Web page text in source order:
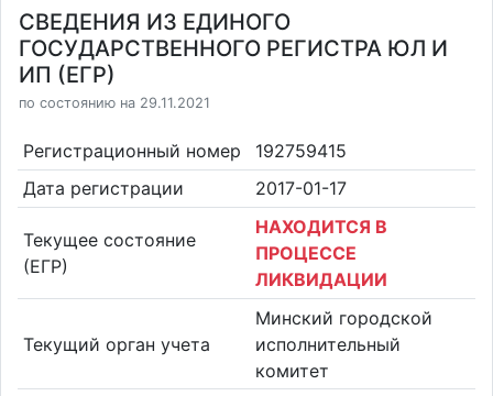
СВЕДЕНИЯ ИЗ ЕДИНОГО
ГОСУДАРСТВЕННОГО РЕГИСТРА ЮЛ И
ИП (ЕГР)
по состоянию на 29.11.2021
Регистрационный номер
192759415
Дата регистрации
2017-01-17
Текущее состояние
(ЕГР)
НАХОДИТСЯ В
ПРОЦЕССЕ
ЛИКВИДАЦИИ
Текущий орган учета
Минский городской
исполнительный
комитет